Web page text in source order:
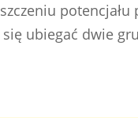
ubiegać dwie